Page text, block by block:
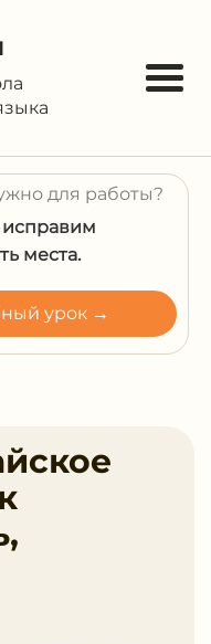
для работы?
исправим
места.
урок →